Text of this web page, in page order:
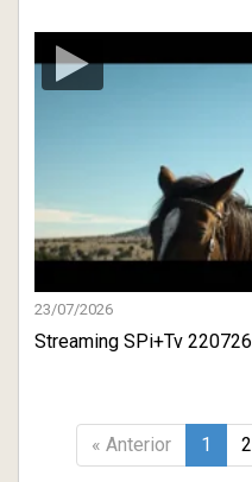
23/07/2026
Streaming SPi+Tv 220726
« Anterior 1 2